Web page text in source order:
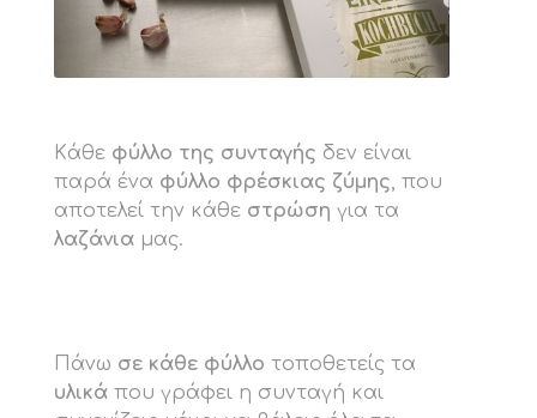
Kάθε φύλλο της συνταγής δεν είναι
παρά ένα φύλλο φρέσκιας ζύμης, που
αποτελεί την κάθε στρώση για τα
λαζάνιαμας.
Πάνω σε κάθε φύλλο τοποθετείς τα
υλικάπου γράφει η συνταγή και